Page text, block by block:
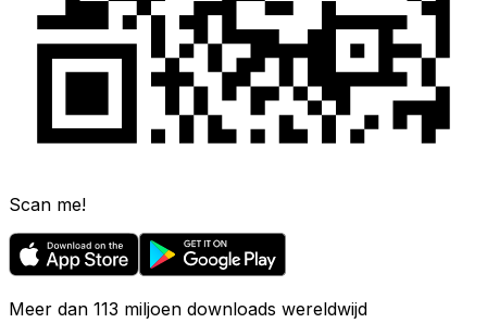
Scan me!
Meer dan 113 miljoen downloads wereldwijd